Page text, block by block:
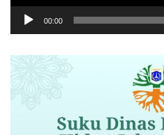
00:00